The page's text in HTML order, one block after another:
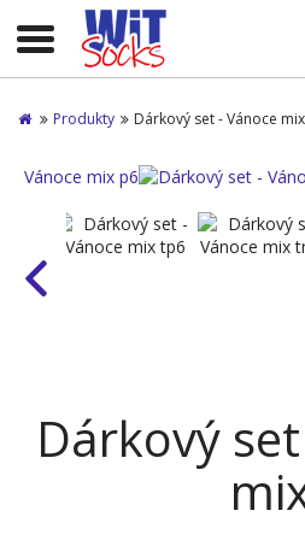
Produkty Dárkový set - Vánoce mix
Dárkový